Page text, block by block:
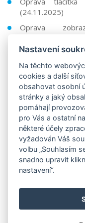
(24.11.2025)
Oprava
Předchozí verze
Nastavení
Na těchto
cookies a další
obsahovat osobní
stránky a jaký
pomáhají
pro Vás a ostatní
některé účely
vyžadován Váš
volbu „Souhlasím
snadno upravit
nastavení“.